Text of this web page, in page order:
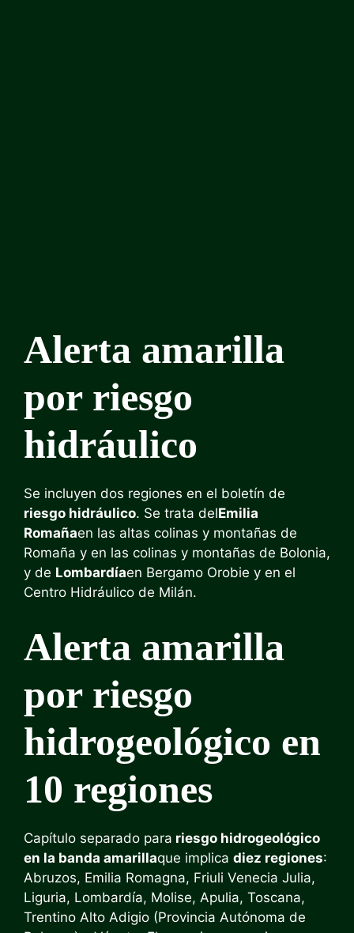
Alerta amarilla
por riesgo
hidráulico
Se incluyen dos regiones en el boletín de
riesgo hidráulico. Se trata delEmilia
Romañaen las altas colinas y montañas de
Romaña y en las colinas y montañas de Bolonia,
y de Lombardíaen Bergamo Orobie y en el
Centro Hidráulico de Milán.
Alerta amarilla
por riesgo
hidrogeológico en
10 regiones
Capítulo separado para riesgo hidrogeológico
en la banda amarillaque implica diez regiones:
Abruzos, Emilia Romagna, Friuli Venecia Julia,
Liguria, Lombardía, Molise, Apulia, Toscana,
Trentino Alto Adigio (Provincia Autónoma de